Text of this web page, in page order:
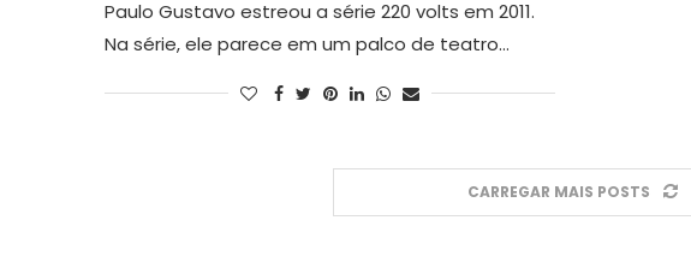
Paulo Gustavo estreou a série 220 volts em 2011.
Na série, ele parece em um palco de teatro…
CARREGAR MAIS POSTS